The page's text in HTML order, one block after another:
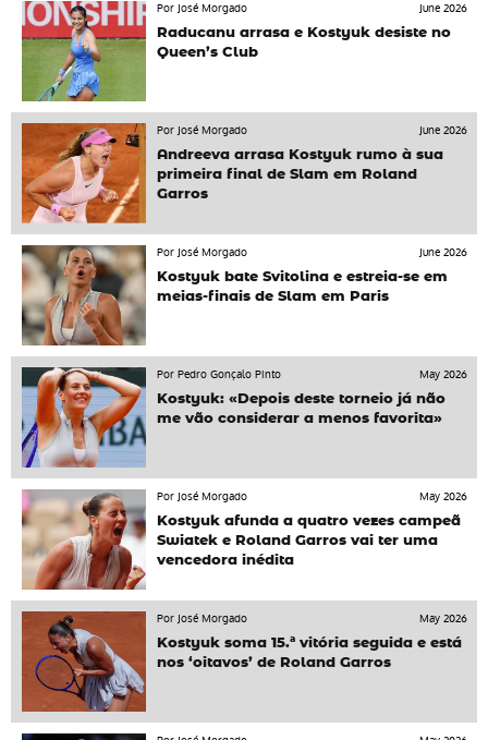
Por José Morgado
June 2026
Raducanu arrasa e Kostyuk desiste no
Queen’s Club
Por José Morgado
June 2026
Andreeva arrasa Kostyuk rumo à sua
primeira final de Slam em Roland
Garros
Por José Morgado
June 2026
Kostyuk bate Svitolina e estreia-se em
meias-finais de Slam em Paris
Por Pedro Gonçalo Pinto
May 2026
Kostyuk: «Depois deste torneio já não
me vão considerar a menos favorita»
Por José Morgado
May 2026
Kostyuk afunda a quatro vezes campeã
Swiatek e Roland Garros vai ter uma
vencedora inédita
Por José Morgado
May 2026
Kostyuk soma 15.ª vitória seguida e está
nos ‘oitavos’ de Roland Garros